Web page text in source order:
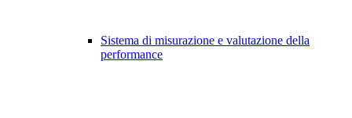
Sistema di misurazione e valutazione della
performance